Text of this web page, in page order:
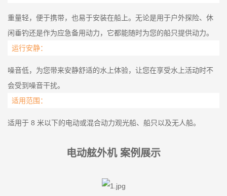
重量轻，便于携带，也易于安装在船上。无论是用于户外探险、休
闲垂钓还是作为应急备用动力，它都能随时为您的船只提供动力。
运行安静：
噪音低，为您带来安静舒适的水上体验，让您在享受水上活动时不
会受到噪音干扰。
适用范围：
适用于 8 米以下的电动或混合动力观光船、船只以及无人船。
电动舷外机 案例展示